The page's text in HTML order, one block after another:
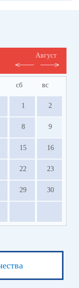
Август
сб вс
1 2
8 9
15 16
22 23
29 30